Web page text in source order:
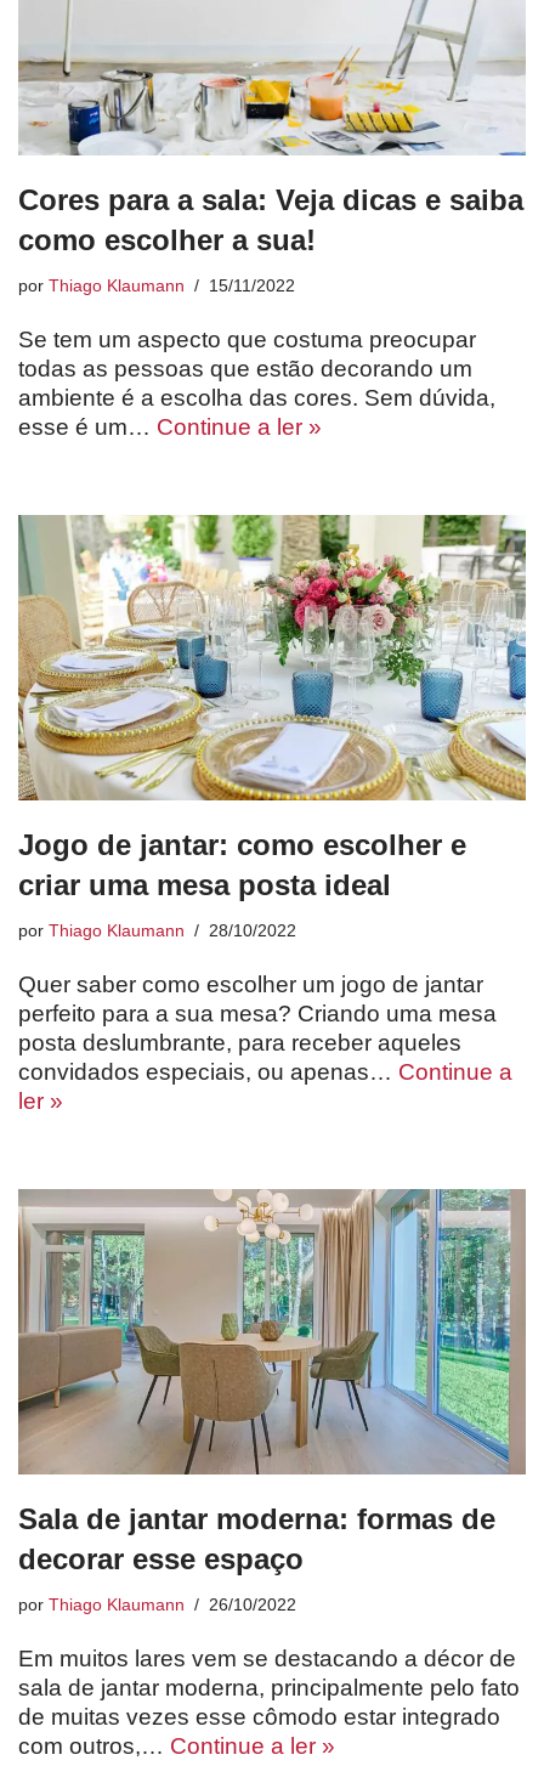
Cores para a sala: Veja dicas e saiba
como escolher a sua!
por Thiago Klaumann 15/11/2022
Se tem um aspecto que costuma preocupar
todas as pessoas que estão decorando um
ambiente é a escolha das cores. Sem dúvida,
esse é um… Continue a ler »
Jogo de jantar: como escolher e
criar uma mesa posta ideal
por Thiago Klaumann 28/10/2022
Quer saber como escolher um jogo de jantar
perfeito para a sua mesa? Criando uma mesa
posta deslumbrante, para receber aqueles
convidados especiais, ou apenas… Continue a
ler »
Sala de jantar moderna: formas de
decorar esse espaço
por Thiago Klaumann 26/10/2022
Em muitos lares vem se destacando a décor de
sala de jantar moderna, principalmente pelo fato
de muitas vezes esse cômodo estar integrado
com outros,… Continue a ler »